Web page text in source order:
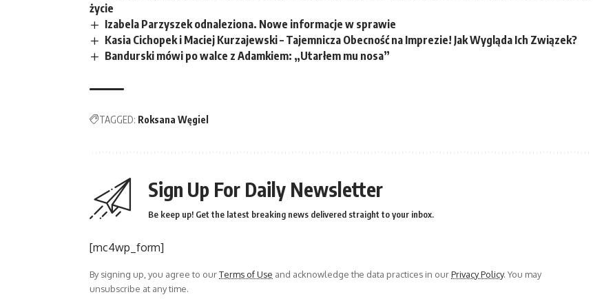
życie
Izabela Parzyszek odnaleziona. Nowe informacje w sprawie
Kasia Cichopek i Maciej Kurzajewski – Tajemnicza Obecność na Imprezie! Jak Wygląda Ich Związek?
Bandurski mówi po walce z Adamkiem: „Utarłem mu nosa”
TAGGED: Roksana Węgiel
Sign Up For Daily Newsletter
Be keep up! Get the latest breaking news delivered straight to your inbox.
[mc4wp_form]
By signing up, you agree to ourTerms of Use and acknowledge the data practices in ourPrivacy Policy. You may
unsubscribe at any time.